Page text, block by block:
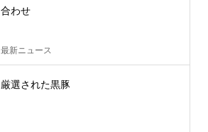
合わせ
最新ニュース
厳選された黒豚